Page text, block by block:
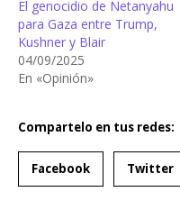
El genocidio de Netanyahu
para Gaza entre Trump,
Kushner y Blair
04/09/2025
En «Opinión»
Compartelo en tus redes:
Facebook Twitter